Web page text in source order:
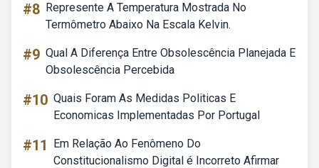
#8 Represente A Temperatura Mostrada No
Termômetro Abaixo Na Escala Kelvin.
#9 Qual A Diferença Entre Obsolescência Planejada E
Obsolescência Percebida
#10 Quais Foram As Medidas Politicas E
Economicas Implementadas Por Portugal
#11
Em Relação Ao Fenômeno Do
Constitucionalismo Digital é Incorreto Afirmar